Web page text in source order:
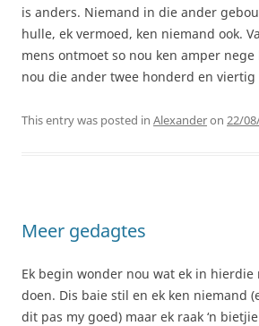
is anders. Niemand in die ander
hulle, ek vermoed, ken niemand ook.
mens ontmoet so nou ken amper
nou die ander twee honderd en viertig
This entry was posted in Alexanderon 22/
Meer gedagtes
Ek begin wonder nou wat ek in hierdie
doen. Dis baie stil en ek ken niemand
dit pas my goed) maar ek raak ‘n